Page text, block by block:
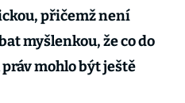
přičemž není
myšlenkou, že co do
mohlo být ještě